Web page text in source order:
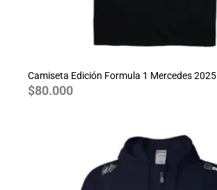
Camiseta Edición Formula 1 Mercedes 2025
$80.000